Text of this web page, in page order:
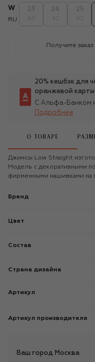
W
RU
Получите
20% кешбэк для
оранжевой карты
С Альфа-Банком
Подробнее
О ТОВАРЕ
Джинсы Low Straight
Модель с декоративными
фирменными нашивками на
Бренд
Цвет
Состав
Страна дизайна
Артикул
Артикул производителя
Ваш город Москва